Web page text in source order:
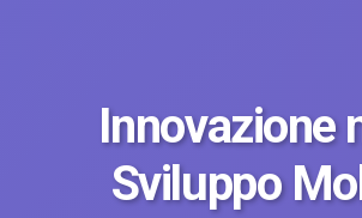
Innovazione
Sviluppo